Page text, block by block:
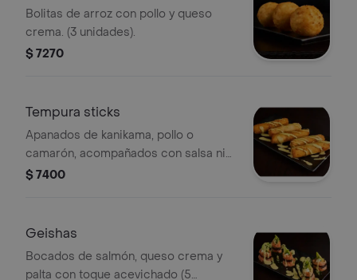
Bolitas de arroz con pollo y queso
crema. (3 unidades).
$ 7270
Tempura sticks
Apanados de kanikama, pollo o
camarón, acompañados con salsa nin
niku. (5 unidades).la forma del
$ 7400
Geishas
Bocados de salmón, queso crema y
palta con toque acevichado (5